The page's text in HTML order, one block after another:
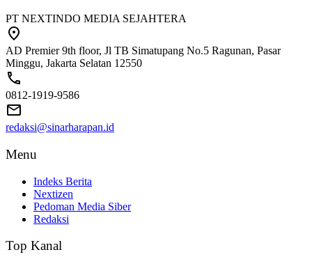
PT NEXTINDO MEDIA SEJAHTERA
AD Premier 9th floor, Jl TB Simatupang No.5 Ragunan, Pasar
Minggu, Jakarta Selatan 12550
0812-1919-9586
redaksi@sinarharapan.id
Menu
Indeks Berita
Nextizen
Pedoman Media Siber
Redaksi
Top Kanal